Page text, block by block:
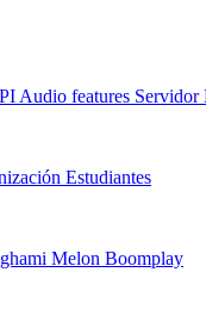
Audio features Servidor
Estudiantes
Melon Boomplay